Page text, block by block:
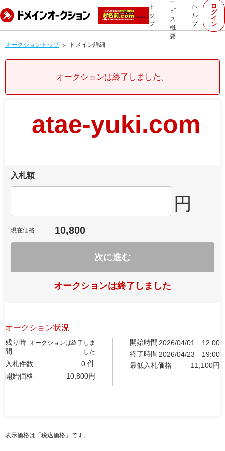
ト
ッ
プ
ー
ビ
ス
概
要
ヘ
ル
プ
ロ
グ
イ
ン
オークショントップ ドメイン詳細
オークションは終了しました。
atae-yuki.com
入札額
円
現在価格 10,800
次に進む
オークションは終了しました
オークション状況
残り時
間
オークションは終了しま
した
入札件数 0 件
開始価格 10,800円
開始時間 2026/04/01
12:00
終了時間 2026/04/23
19:00
最低入札価格
11,100円
表示価格は「税込価格」です。